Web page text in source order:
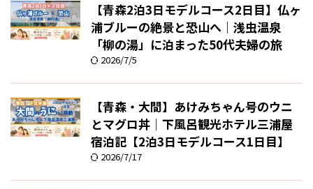
【青森2泊3日モデルコース2日目】仏ヶ
浦ブルーの絶景と恐山へ｜浅虫温泉
「柳の湯」に泊まった50代夫婦の旅
2026/7/5
【青森・大間】あけみちゃん号のウニ
とマグロ丼｜下風呂観光ホテル三浦屋
宿泊記【2泊3日モデルコース1日目】
2026/7/17